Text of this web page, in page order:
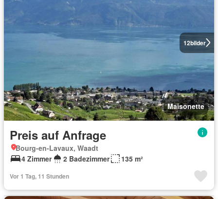
12bilder
Maisonette
Preis auf Anfrage
Bourg-en-Lavaux, Waadt
4 Zimmer
2 Badezimmer 135 m²
Vor 1 Tag, 11 Stunden